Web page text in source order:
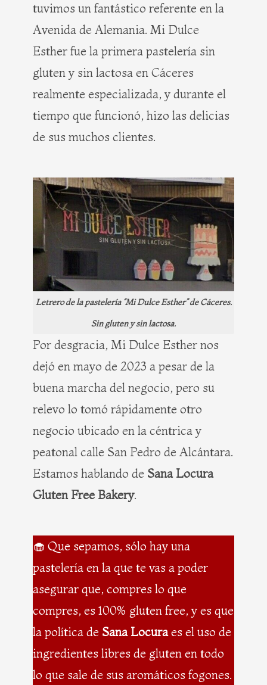
tuvimos un fantástico referente en la
Avenida de Alemania. Mi Dulce
Esther fue la primera pastelería sin
gluten y sin lactosa en Cáceres
realmente especializada, y durante el
tiempo que funcionó, hizo las delicias
de sus muchos clientes.
Letrero de la pastelería “Mi Dulce Esther” de Cáceres.
Sin gluten y sin lactosa.
Por desgracia, Mi Dulce Esther nos
dejó en mayo de 2023 a pesar de la
buena marcha del negocio, pero su
relevo lo tomó rápidamente otro
negocio ubicado en la céntrica y
peatonal calle San Pedro de Alcántara.
Estamos hablando de Sana Locura
Gluten Free Bakery.
🧁 Que sepamos, sólo hay una
pastelería en la que te vas a poder
asegurar que, compres lo que
compres, es 100% gluten free, y es que
la política de Sana Locuraes el uso de
ingredientes libres de gluten en todo
lo que sale de sus aromáticos fogones.